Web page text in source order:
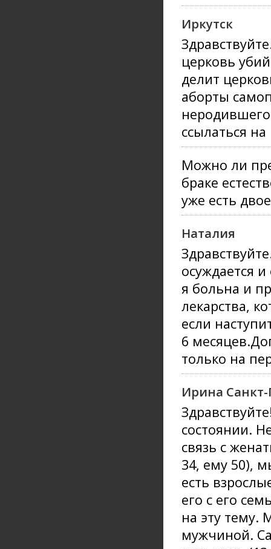
Иркутск
церковь
делит
аборты
ссылаться
Можно ли
браке
уже есть
Наталия
осуждается
я больна и
лекарства,
если
6
только на
Ирина Санкт-
состоянии.
связь с
34, ему 50),
есть
его с его
на эту тему.
мужчиной.